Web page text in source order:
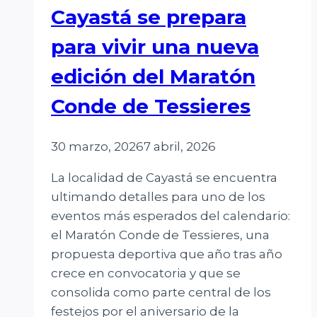
Cayastá se prepara
para vivir una nueva
edición del Maratón
Conde de Tessieres
30 marzo, 20267 abril, 2026
La localidad de Cayastá se encuentra
ultimando detalles para uno de los
eventos más esperados del calendario:
el Maratón Conde de Tessieres, una
propuesta deportiva que año tras año
crece en convocatoria y que se
consolida como parte central de los
festejos por el aniversario de la